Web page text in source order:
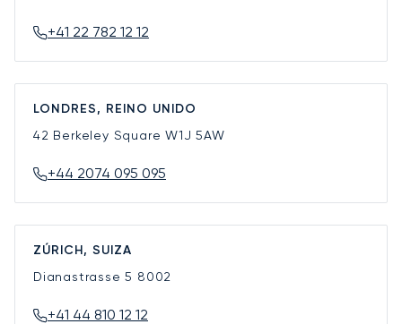
+41 22 782 12 12
LONDRES, REINO UNIDO
42 Berkeley SquareW1J 5AW
+44 2074 095 095
ZÚRICH, SUIZA
Dianastrasse 5 8002
+41 44 810 12 12